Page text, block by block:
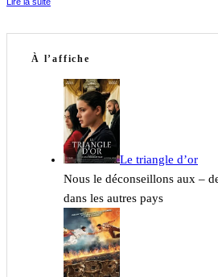
À l’affiche
Le triangle d’or
Nous le déconseillons aux –
dans les autres pays